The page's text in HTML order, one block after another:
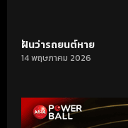
ฝันว่ารถยนต์หาย
14 พฤษภาคม 2026